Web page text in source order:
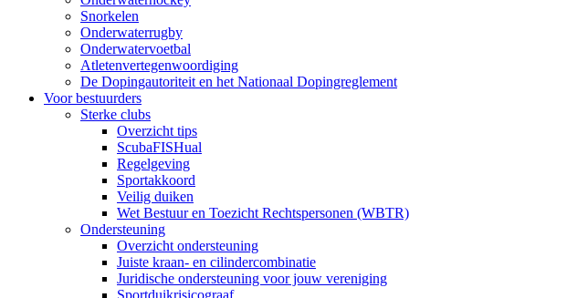
Snorkelen
Onderwaterrugby
Onderwatervoetbal
Atletenvertegenwoordiging
De Dopingautoriteit en het Nationaal Dopingreglement
Voor bestuurders
Sterke clubs
Overzicht tips
ScubaFISHual
Regelgeving
Sportakkoord
Veilig duiken
Wet Bestuur en Toezicht Rechtspersonen (WBTR)
Ondersteuning
Overzicht ondersteuning
Juiste kraan- en cilindercombinatie
Juridische ondersteuning voor jouw vereniging
Sportduikrisicograaf